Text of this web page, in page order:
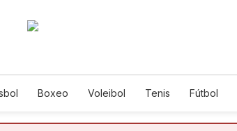
Boxeo Voleibol Tenis Fútbol